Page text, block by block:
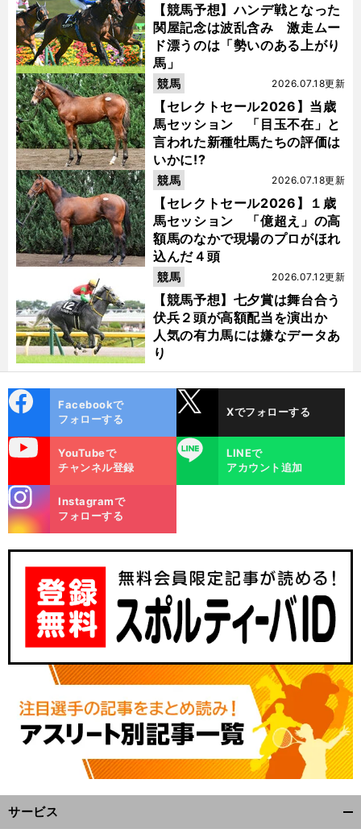
【競馬予想】ハンデ戦となった
関屋記念は波乱含み 激走ムー
ド漂うのは「勢いのある上がり
馬」
【セレクトセール2026】当歳
馬セッション 「目玉不在」と
言われた新種牡馬たちの評価は
いかに!?
2026.07.18更新
競馬
【セレクトセール2026】１歳
馬セッション 「億超え」の高
額馬のなかで現場のプロがほれ
込んだ４頭
2026.07.18更新
競馬
【競馬予想】七夕賞は舞台合う
伏兵２頭が高額配当を演出か
人気の有力馬には嫌なデータあ
り
2026.07.12更新
競馬
ok
Facebookで
フォローする
Xでフォローする
YouTubeで
チャンネル登録
LINE
LINEで
アカウント追加
m
Instagramで
フォローする
サービス